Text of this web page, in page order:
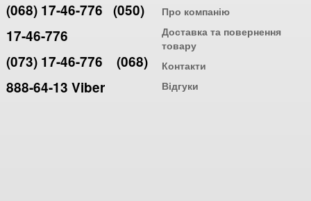
(068) 17-46-776 (050)
17-46-776
(073) 17-46-776
(068)
888-64-13 Viber
Про компанію
Доставка та повернення
товару
Контакти
Відгуки